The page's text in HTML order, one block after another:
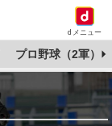
dメニュー
プロ野球（2軍）